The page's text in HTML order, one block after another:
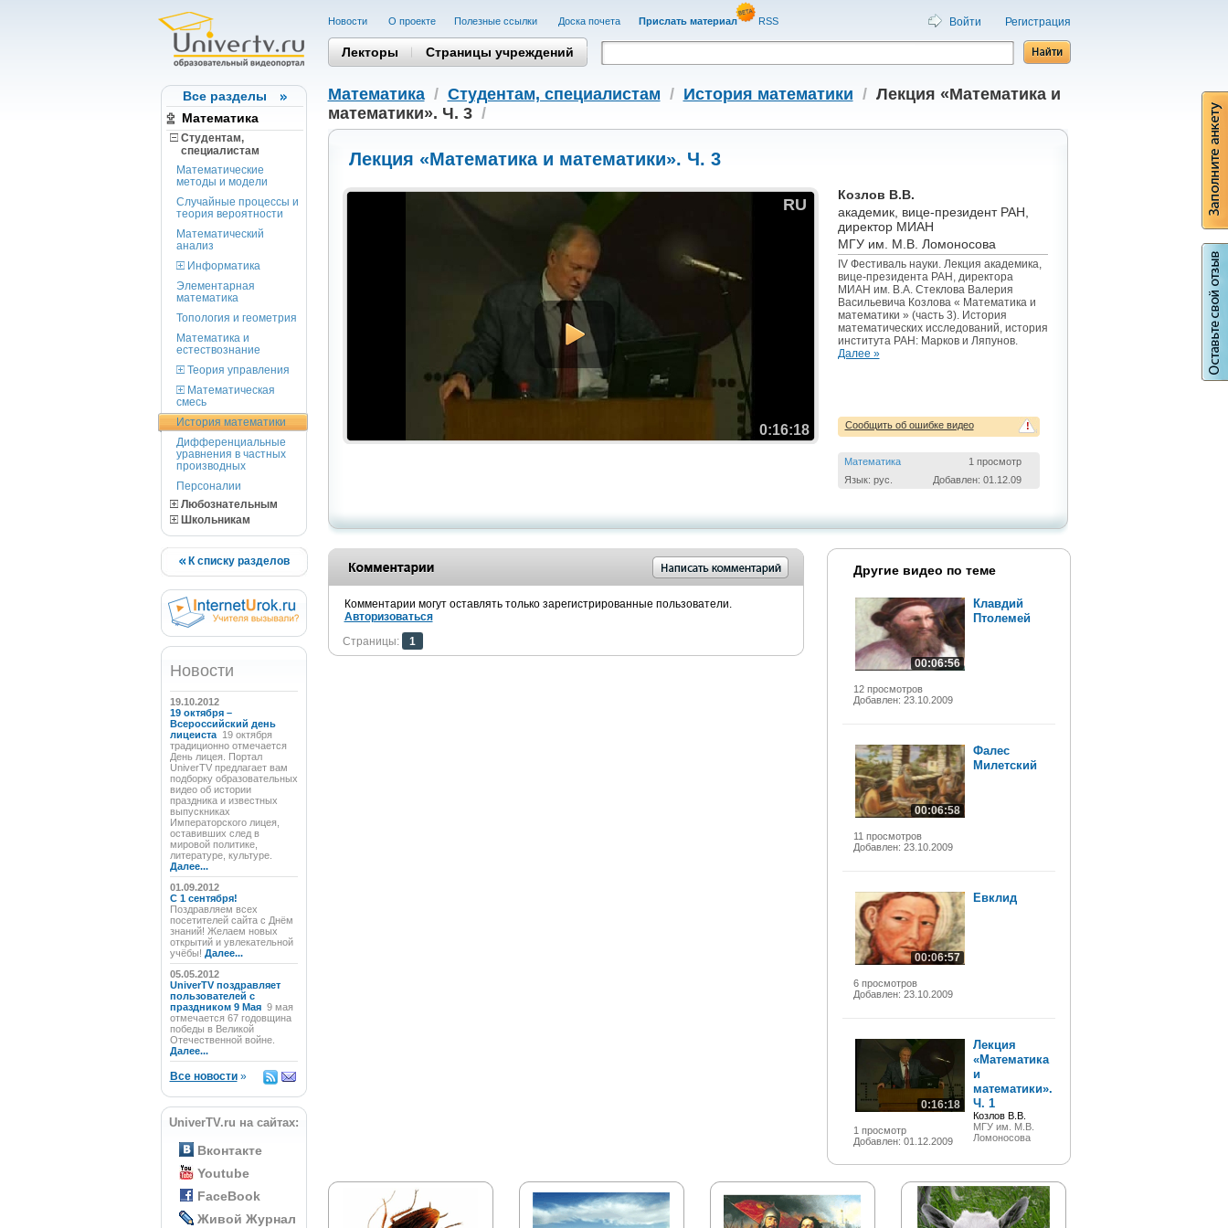
Все разделы
Математика
Студентам,
cпециалистам
Математические
методы и модели
Случайные процессы и
теория вероятности
Математический
анализ
Информатика
Элементарная
математика
Топология и геометрия
Математика и
естествознание
Теория управления
Математическая
смесь
История математики
Дифференциальные
уравнения в частных
производных
Персоналии
Любознательным
Школьникам
К списку разделов
Новости
19.10.2012
19 октября –
Всероссийский день
лицеиста 19 октября
традиционно отмечается
День лицея. Портал
UniverTV предлагает вам
подборку образовательных
видео об истории
праздника и известных
выпускниках
Императорского лицея,
оставивших след в
мировой политике,
литературе, культуре.
Далее...
01.09.2012
C 1 сентября!
Поздравляем всех
посетителей сайта с Днём
знаний! Желаем новых
открытий и увлекательной
учёбы! Далее...
05.05.2012
UniverTV поздравляет
пользователей с
праздником 9 Мая 9 мая
отмечается 67 годовщина
победы в Великой
Отечественной войне.
Далее...
Все новости»
UniverTV.ru на сайтах:
Вконтакте
Youtube
FaceBook
Живой Журнал
Новости О проекте Полезные cсылки Доска почета Прислать материал RSS Войти Регистрация
Лекторы Страницы учреждений
Математика/ Студентам, cпециалистам / История математики / Лекция «Математика и
математики». Ч. 3/
Лекция «Математика и математики». Ч. 3
RU
0:16:18
Козлов В.В.
академик, вице-президент РАН,
директор МИАН
МГУ им. М.В. Ломоносова
IV Фестиваль науки. Лекция академика,
вице-президента РАН, директора
МИАН им. В.А. Стеклова Валерия
Васильевича Козлова « Математика и
математики » (часть 3). История
математических исследований, история
института РАН: Марков и Ляпунов.
Далее »
!
Сообщить об ошибке видео
Математика
1 просмотр
Язык: рус.
Добавлен: 01.12.09
Комментарии могут оставлять только зарегистрированные пользователи.
Авторизоваться
Страницы:
1
Другие видео по теме
00:06:56
12 просмотров
Добавлен: 23.10.2009
Клавдий
Птолемей
00:06:58
11 просмотров
Добавлен: 23.10.2009
Фалес
Милетский
00:06:57
6 просмотров
Добавлен: 23.10.2009
Евклид
0:16:18
1 просмотр
Добавлен: 01.12.2009
Лекция
«Математика
и
математики».
Ч. 1
Козлов В.В.
МГУ им. М.В.
Ломоносова